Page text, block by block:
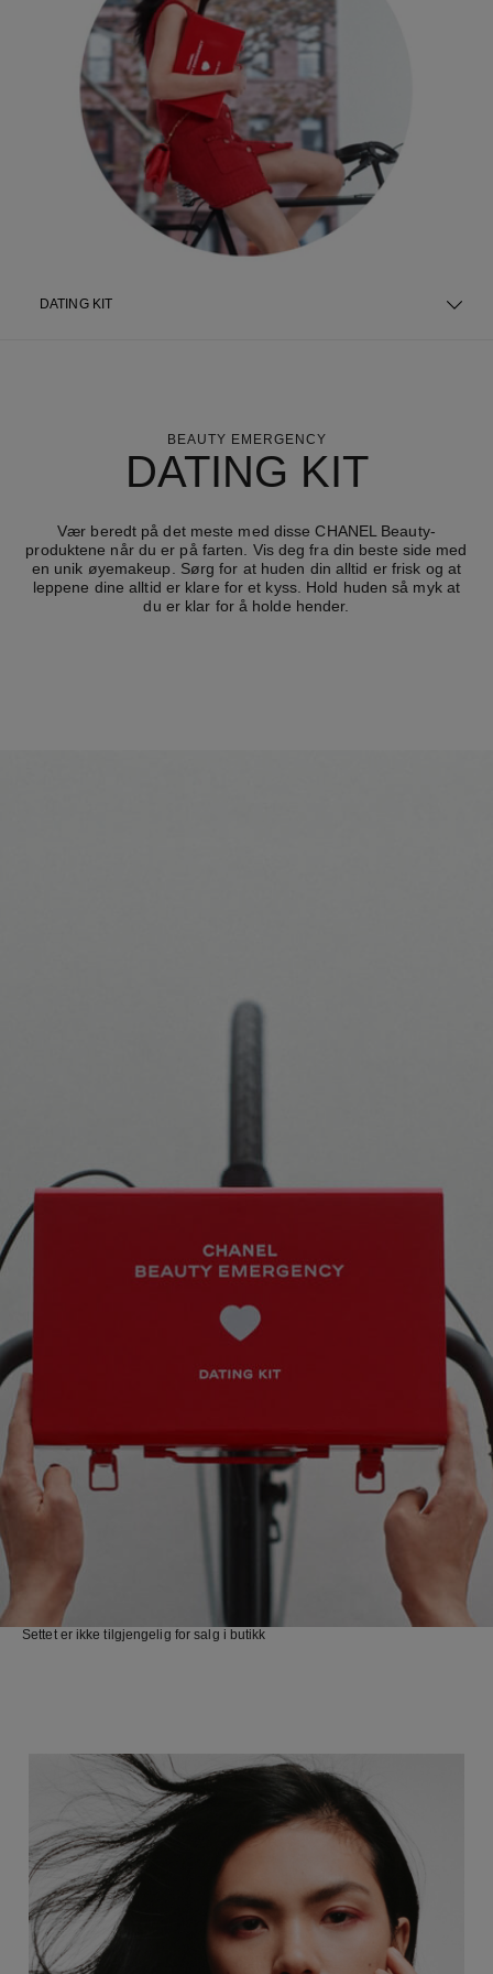
DATING KIT
BEAUTY EMERGENCY
DATING KIT
Vær beredt på det meste med disse CHANEL Beauty-
produktene når du er på farten. Vis deg fra din beste side med
en unik øyemakeup. Sørg for at huden din alltid er frisk og at
leppene dine alltid er klare for et kyss. Hold huden så myk at
du er klar for å holde hender.
Settet er ikke tilgjengelig for salg i butikk